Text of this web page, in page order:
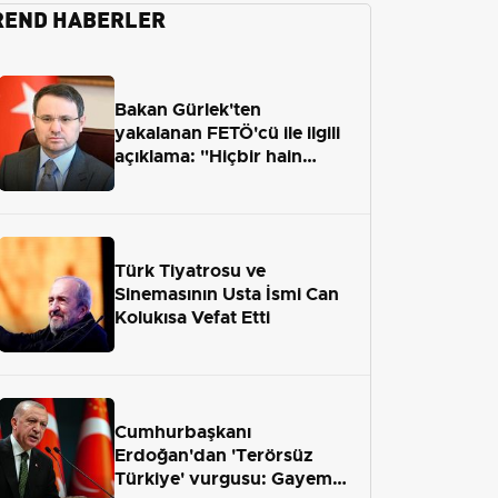
HABERLER
Bakan Gürlek'ten
yakalanan FETÖ'cü ile ilgili
açıklama: "Hiçbir hain
Türk Tiyatrosu ve
Sinemasının Usta İsmi Can
Kolukısa Vefat Etti
Cumhurbaşkanı
Erdoğan'dan 'Terörsüz
Türkiye' vurgusu: Gayemiz